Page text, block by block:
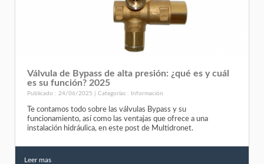
Válvula de Bypass de alta presión: ¿qué es y cuál
es su función? 2025
Publicado : 24/06/2025 | Categorías : Información
Te contamos todo sobre las válvulas Bypass y su
funcionamiento, así como las ventajas que ofrece a una
instalación hidráulica, en este post de Multidronet.
Leer mas